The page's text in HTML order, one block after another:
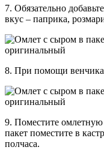
7. Обязательно
вкус – паприка,
8. При помощи венчика
9. Поместите омлетную
пакет поместите в
полчаса.